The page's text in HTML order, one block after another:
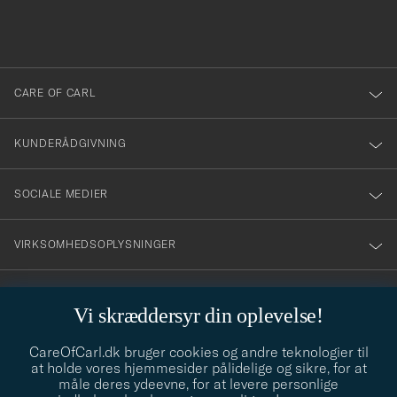
Vi skræddersyr din oplevelse!
CareOfCarl.dk bruger cookies og andre teknologier til
at holde vores hjemmesider pålidelige og sikre, for at
måle deres ydeevne, for at levere personlige
dig
till
vårt
nyhetsbrev!
CARE OF CARL
KUNDERÅDGIVNING
SOCIALE MEDIER
VIRKSOMHEDSOPLYSNINGER
info@careofcarl.dk
Behøver du hjælp til at finde din stil? Lad os hjælpe dig, vi hjælper
gerne til!